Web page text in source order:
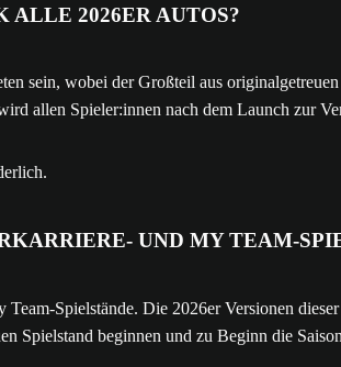
ALLE 2026ER AUTOS?
sein, wobei der Großteil aus
allen Spieler:innen nach dem Launch zur
UND MY TEAM-
Spielstände. Die 2026er Versionen
Spielstand beginnen und zu Beginn die